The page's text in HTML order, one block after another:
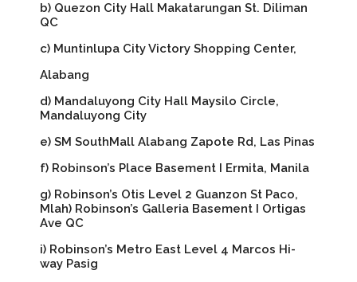
b) Quezon City Hall Makatarungan St. Diliman
QC
c) Muntinlupa City Victory Shopping Center,
Alabang
d) Mandaluyong City Hall Maysilo Circle,
Mandaluyong City
e) SM SouthMall Alabang Zapote Rd, Las Pinas
f) Robinson’s Place Basement I Ermita, Manila
g) Robinson’s Otis Level 2 Guanzon St Paco,
Mlah) Robinson’s Galleria Basement I Ortigas
Ave QC
i) Robinson’s Metro East Level 4 Marcos Hi-
way Pasig